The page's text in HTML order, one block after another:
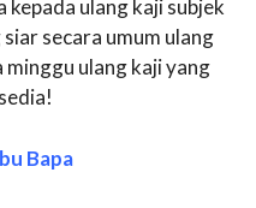
kepada ulang kaji subjek
secara umum ulang
ulang kaji yang
Bapa